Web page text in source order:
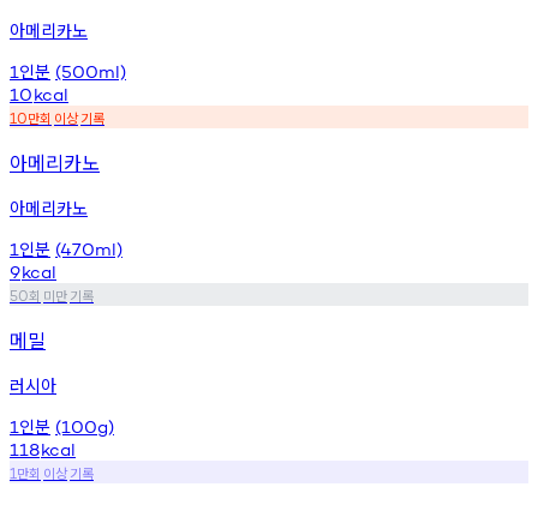
아메리카노
1 인분 (500ml)
10kcal
10만회 이상기록
아메리카노
아메리카노
1 인분 (470ml)
9kcal
50회 미만기록
메밀
러시아
1 인분 (100g)
118kcal
1 만회 이상기록